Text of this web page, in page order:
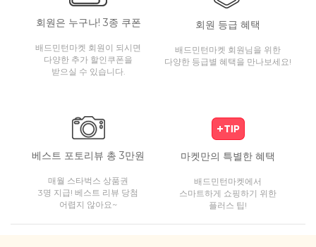
회원은 누구나! 3종 쿠폰
배드민턴마켓 회원이 되시면
다양한 추가 할인쿠폰을
받으실 수 있습니다.
회원 등급 혜택
배드민턴마켓 회원님을 위한
다양한 등급별 혜택을 만나보세요!
베스트 포토리뷰 총 3만원
매월 스타벅스 상품권
3명 지급! 베스트 리뷰 당첨
어렵지 않아요~
마켓만의 특별한 혜택
배드민턴마켓에서
스마트하게 쇼핑하기 위한
플러스 팁!